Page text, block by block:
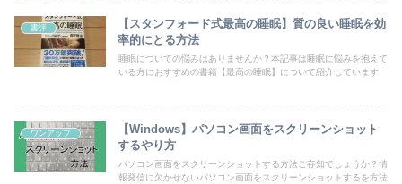
書評
【スタンフォード式最高の睡眠】質の良い睡眠を効
率的にとる方法
睡眠についての悩みはありませんか？本記事は睡眠に悩みを抱えて
いる方におすすめの書籍【最高の睡眠】について紹介しています
ワンアップ
【Windows】パソコン画面をスクリーンショット
するやり方
パソコン画面をスクリーンショットする方法ご存知でしょうか？情
報発信に欠かせないパソコン画面をスクリーンショットするを方法